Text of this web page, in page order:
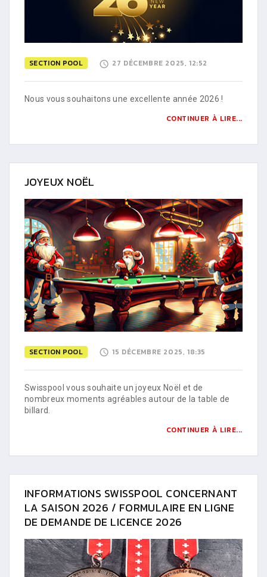
SECTION POOL 27 DÉCEMBRE 2025, 12:52
Nous vous souhaitons une excellente année 2026 !
CONTINUER À LIRE...
JOYEUX NOËL
SECTION POOL 15 DÉCEMBRE 2025, 18:35
Swisspool vous souhaite un joyeux Noël et de
nombreux moments agréables autour de la table de
billard.
CONTINUER À LIRE...
INFORMATIONS SWISSPOOL CONCERNANT
LA SAISON 2026 / FORMULAIRE EN LIGNE
DE DEMANDE DE LICENCE 2026